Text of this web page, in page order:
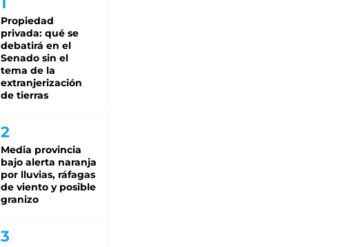
Propiedad
privada: qué se
debatirá en el
Senado sin el
tema de la
extranjerización
de tierras
Media provincia
bajo alerta naranja
por lluvias, ráfagas
de viento y posible
granizo